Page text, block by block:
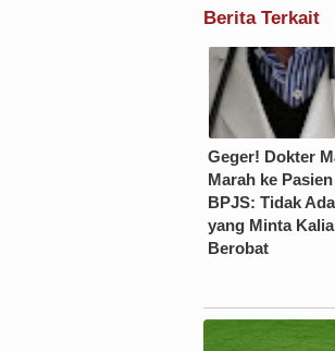
Berita Terkait
Geger! Dokter
Marah ke Pasien
BPJS: Tidak Ada
yang Minta
Berobat